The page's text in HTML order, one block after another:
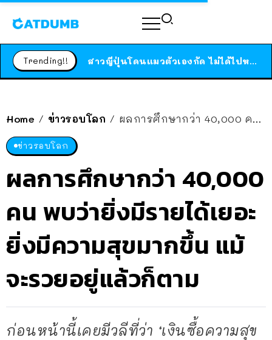
Trending!! สาวญี่ปุ่นโดนแมวตัวเองกัด ไม่ได้ไปหาหมอตั้งแต่เนิ่นๆ สุดท้ายขาบวม กลายเป็นโรคเนื้อเน่า เตือนทาสแมวทั้งหลายให้ระวัง
Home / ข่าวรอบโลก / ผลการศึกษากว่า 40,000 คน พบว่ายิ่งมีรายได้เยอะ ยิ่งมีความสุขมากขึ้น แม้จะรวยอยู่แล้วก็ตาม
ข่าวรอบโลก
ผลการศึกษากว่า 40,000
คน พบว่ายิ่งมีรายได้เยอะ
ยิ่งมีความสุขมากขึ้น แม้
จะรวยอยู่แล้วก็ตาม
ก่อนหน้านี้เคยมีวลีที่ว่า ‘เงินซื้อความสุข